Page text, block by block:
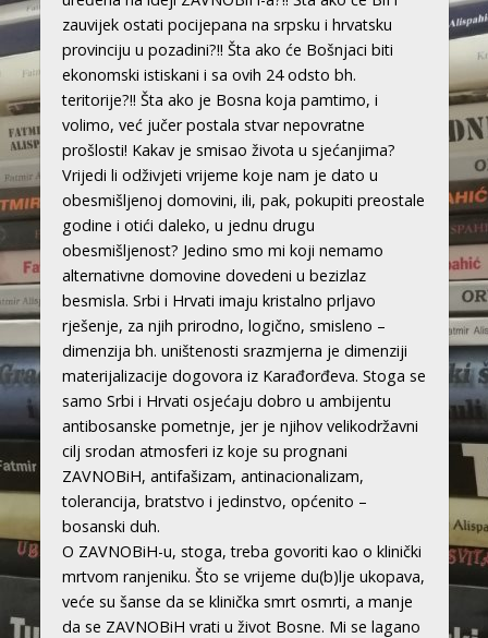
zauvijek ostati pocijepana na srpsku i hrvatsku
provinciju u pozadini?!! Šta ako će Bošnjaci biti
ekonomski istiskani i sa ovih 24 odsto bh.
teritorije?!! Šta ako je Bosna koja pamtimo, i
volimo, već jučer postala stvar nepovratne
prošlosti! Kakav je smisao života u sjećanjima?
Vrijedi li odživjeti vrijeme koje nam je dato u
obesmišljenoj domovini, ili, pak, pokupiti preostale
godine i otići daleko, u jednu drugu
obesmišljenost? Jedino smo mi koji nemamo
alternativne domovine dovedeni u bezizlaz
besmisla. Srbi i Hrvati imaju kristalno prljavo
rješenje, za njih prirodno, logično, smisleno –
dimenzija bh. uništenosti srazmjerna je dimenziji
materijalizacije dogovora iz Karađorđeva. Stoga se
samo Srbi i Hrvati osjećaju dobro u ambijentu
antibosanske pometnje, jer je njihov velikodržavni
cilj srodan atmosferi iz koje su prognani
ZAVNOBiH, antifašizam, antinacionalizam,
tolerancija, bratstvo i jedinstvo, općenito –
bosanski duh.
O ZAVNOBiH-u, stoga, treba govoriti kao o klinički
mrtvom ranjeniku. Što se vrijeme du(b)lje ukopava,
veće su šanse da se klinička smrt osmrti, a manje
da se ZAVNOBiH vrati u život Bosne. Mi se lagano